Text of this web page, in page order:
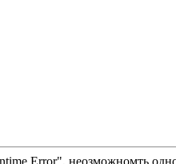
Error", неозможномть